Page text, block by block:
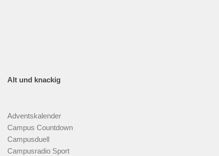
Alt und knackig
Adventskalender
Campus Countdown
Campusduell
Campusradio Sport